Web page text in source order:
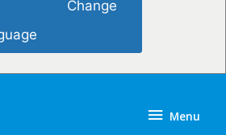
Menu